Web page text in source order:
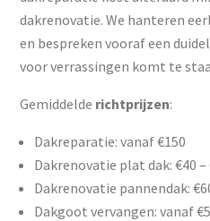
dakrenovatie. We hanteren
en bespreken vooraf een
voor verrassingen komt te
Gemiddelde richtprijzen:
Dakreparatie: vanaf €150
Dakrenovatie plat dak: €40 –
Dakrenovatie pannendak:
Dakgoot vervangen: vanaf